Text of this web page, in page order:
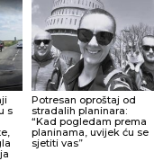
s
Potresan oproštaj od
stradalih planinara:
“Kad pogledam prema
planinama, uvijek ću se
sjetiti vas”